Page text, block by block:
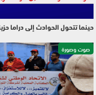
حينما تتحول الحوادث إلى دراما
صوت وصورة